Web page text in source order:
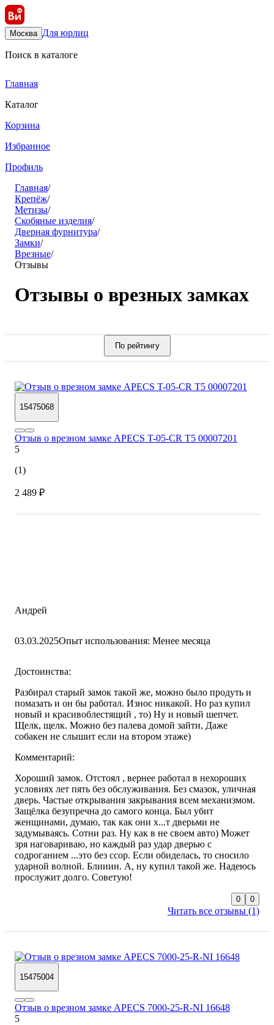
Москва Для юрлиц
Поиск в каталоге
Главная
Каталог
Корзина
Избранное
Профиль
Главная/
Крепёж/
Метизы/
Скобяные изделия/
Дверная фурнитура/
Замки/
Врезные/
Отзывы
Отзывы о врезных замках
По рейтингу
15475068
Отзыв о врезном замке APECS T-05-CR T5 00007201
5
(1)
2 489 ₽
Андрей
03.03.2025Опыт использования: Менее месяца
Достоинства:
Разбирал старый замок такой же, можно было продуть и
помазать и он бы работал. Износ никакой. Но раз купил
новый и красивоблестящий , то) Ну и новый шепчет.
Щелк, щелк. Можно без палева домой зайти, Даже
собакен не слышит если на втором этаже)
Комментарий:
Хороший замок. Отстоял , вернее работал в нехороших
условиях лет пять без обслуживания. Без смазок, уличная
дверь. Частые открывания закрывания всем механизмом.
Защёлка безупречна до самого конца. Был убит
женщинами, думаю, так как они х...т дверьми не
задумываясь. Сотни раз. Ну как в не своем авто) Может
зря наговариваю, но каждый раз удар дверью с
содроганием ...это без ссор. Если обиделась, то сносило
ударной волной. Блииин. А, ну купил такой же. Надеюсь
Читать все отзывы (1)
0 0
15475004
Отзыв о врезном замке APECS 7000-25-R-NI 16648
5